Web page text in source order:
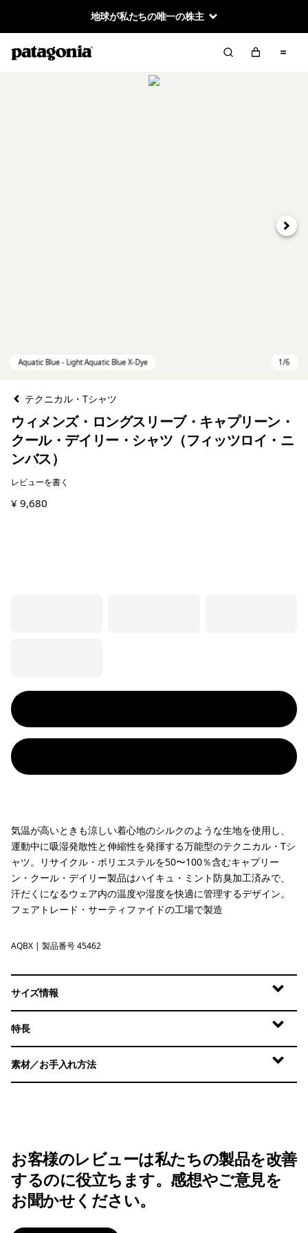
地球が私たちの唯一の株主
次へ
テクニカル・Tシャツ
ウィメンズ・ロングスリーブ・キャプリーン・
クール・デイリー・シャツ（フィッツロイ・ニ
ンバス）
レビューを書く
¥ 9,680
気温が高いときも涼しい着心地のシルクのような生地を使用し、
運動中に吸湿発散性と伸縮性を発揮する万能型のテクニカル・Tシ
ャツ。リサイクル・ポリエステルを50〜100％含むキャプリー
ン・クール・デイリー製品はハイキュ・ミント防臭加工済みで、
汗だくになるウェア内の温度や湿度を快適に管理するデザイン。
フェアトレード・サーティファイドの工場で製造
Aquatic Blue - Light Aquatic Blue X-Dye
AQBX | 製品番号 45462
サイズ情報
特長
素材／お手入れ方法
お客様のレビューは私たちの製品を改善
するのに役立ちます。感想やご意見を
お聞かせください。